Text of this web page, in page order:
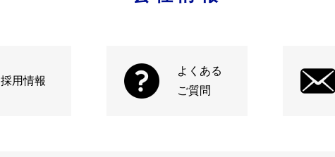
採用情報
よくある
ご質問